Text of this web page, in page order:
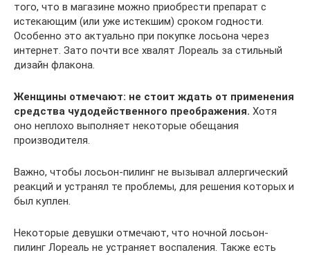
того, что в магазине можно приобрести препарат с
истекающим (или уже истекшим) сроком годности.
Особенно это актуально при покупке лосьона через
интернет. Зато почти все хвалят Лореаль за стильный
дизайн флакона.
Женщины отмечают: не стоит ждать от применения
средства чудодейственного преображения. Хотя
оно неплохо выполняет некоторые обещания
производителя.
Важно, чтобы лосьон-пилинг не вызывал аллергический
реакций и устранял те проблемы, для решения которых и
был куплен.
Некоторые девушки отмечают, что ночной лосьон-
пилинг Лореаль не устраняет воспаления. Также есть